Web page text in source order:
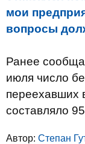
мои
вопросы
Ранее
июля число
переехавших
составляло
Автор: Степан